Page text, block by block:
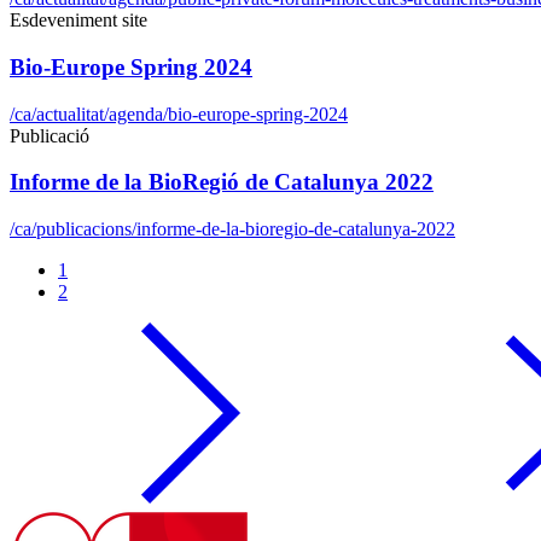
Esdeveniment site
Bio-Europe Spring 2024
/ca/actualitat/agenda/bio-europe-spring-2024
Publicació
Informe de la BioRegió de Catalunya 2022
/ca/publicacions/informe-de-la-bioregio-de-catalunya-2022
1
2